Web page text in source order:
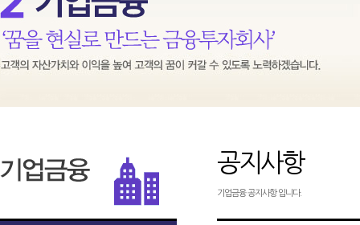
공지사항
기업금융 공지사항 입니다.